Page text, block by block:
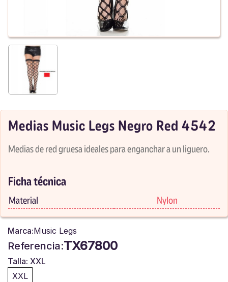
Medias Music Legs Negro Red 4542
Medias de red gruesa ideales para enganchar a un liguero.
Ficha técnica
Material Nylon
Marca:Music Legs
Referencia:TX67800
Talla: XXL
XXL